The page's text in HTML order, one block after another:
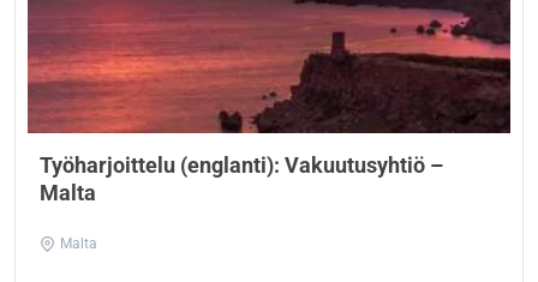
Työharjoittelu (englanti): Vakuutusyhtiö –
Malta
Malta